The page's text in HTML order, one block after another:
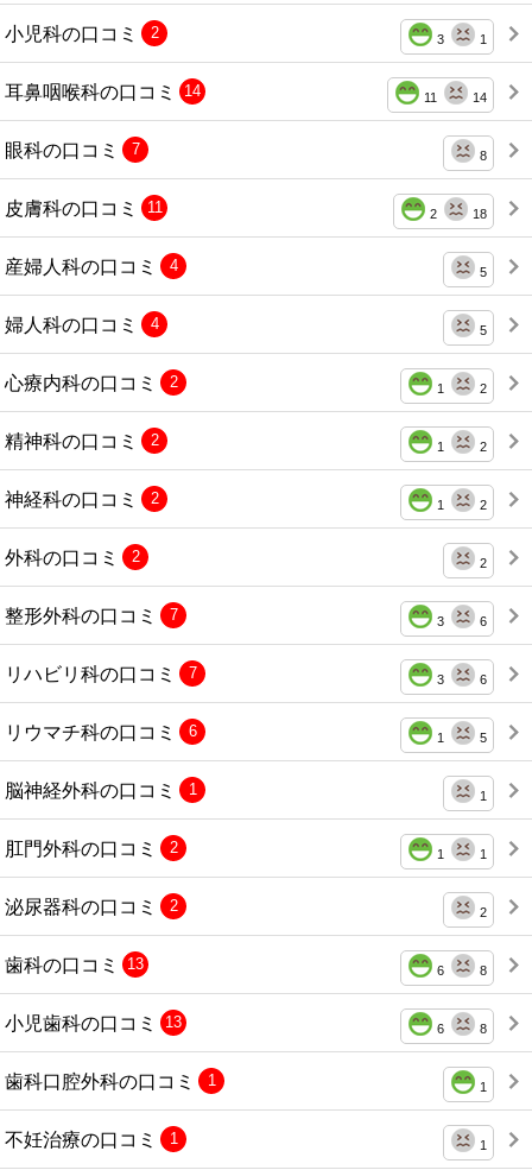
小児科の口コミ 3 1
2
耳鼻咽喉科の口コミ 11 14
14
眼科の口コミ 8
7
皮膚科の口コミ 2 18
11
産婦人科の口コミ 5
4
婦人科の口コミ 5
4
心療内科の口コミ 1 2
2
精神科の口コミ 1 2
2
神経科の口コミ 1 2
2
外科の口コミ 2
2
整形外科の口コミ 3 6
7
リハビリ科の口コミ 3 6
7
リウマチ科の口コミ 1 5
6
脳神経外科の口コミ 1
1
肛門外科の口コミ 1 1
2
泌尿器科の口コミ 2
2
歯科の口コミ 6 8
13
小児歯科の口コミ 6 8
13
歯科口腔外科の口コミ 1
1
不妊治療の口コミ 1
1